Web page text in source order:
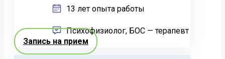
13 лет опыта работы
Психофизиолог, БОС — терапевт
Запись на прием